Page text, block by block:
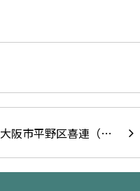
大阪市平野区喜連（…